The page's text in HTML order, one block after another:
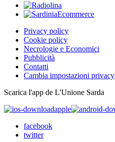
Privacy policy
Cookie policy
Necrologie e Economici
Pubblicità
Contatti
Cambia impostazioni privacy
Scarica l'app de L'Unione Sarda
apple
facebook
twitter